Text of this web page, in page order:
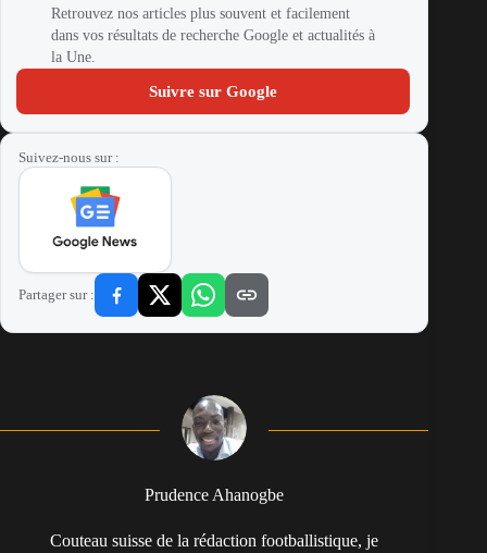
Retrouvez nos articles plus souvent et facilement
dans vos résultats de recherche Google et actualités à
la Une.
Suivre sur Google
Suivez-nous sur :
Partager sur :
Prudence Ahanogbe
Couteau suisse de la rédaction footballistique, je